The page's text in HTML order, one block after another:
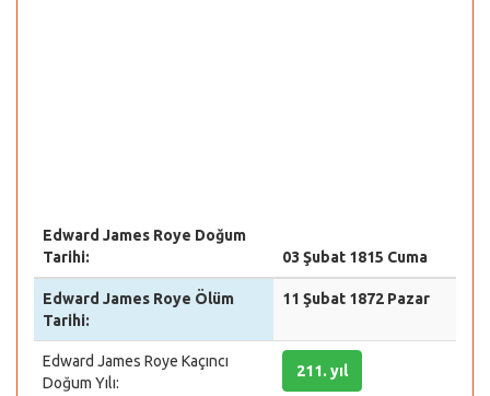
Edward James Roye Doğum
Tarihi:
03 Şubat 1815 Cuma
Edward James Roye Ölüm
Tarihi:
11 Şubat 1872 Pazar
Edward James Roye Kaçıncı
Doğum Yılı:
211. yıl